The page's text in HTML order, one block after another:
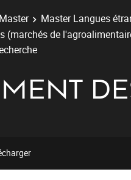
Master
Master Langues
(marchés de